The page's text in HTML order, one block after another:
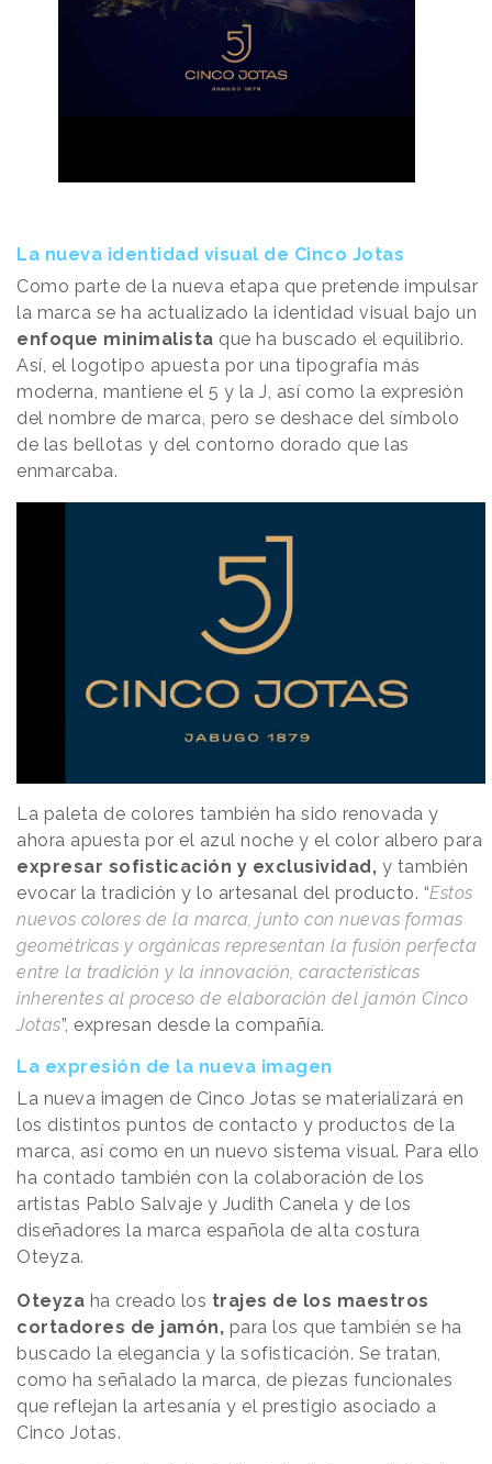
La nueva identidad visual de Cinco Jotas
Como parte de la nueva etapa que pretende impulsar
la marca se ha actualizado la identidad visual bajo un
enfoque minimalista que ha buscado el equilibrio.
Así, el logotipo apuesta por una tipografía más
moderna, mantiene el 5 y la J, así como la expresión
del nombre de marca, pero se deshace del símbolo
de las bellotas y del contorno dorado que las
enmarcaba.
La paleta de colores también ha sido renovada y
ahora apuesta por el azul noche y el color albero para
expresar sofisticación y exclusividad, y también
evocar la tradición y lo artesanal del producto. “Estos
nuevos colores de la marca, junto con nuevas formas
geométricas y orgánicas representan la fusión perfecta
entre la tradición y la innovación, características
inherentes al proceso de elaboración del jamón Cinco
Jotas”, expresan desde la compañía.
La expresión de la nueva imagen
La nueva imagen de Cinco Jotas se materializará en
los distintos puntos de contacto y productos de la
marca, así como en un nuevo sistema visual. Para ello
ha contado también con la colaboración de los
artistas Pablo Salvaje y Judith Canela y de los
diseñadores la marca española de alta costura
Oteyza.
Oteyza ha creado los trajes de los maestros
cortadores de jamón, para los que también se ha
buscado la elegancia y la sofisticación. Se tratan,
como ha señalado la marca, de piezas funcionales
que reflejan la artesanía y el prestigio asociado a
Cinco Jotas.